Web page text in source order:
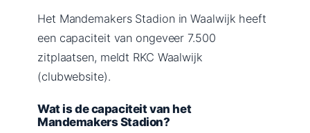
Het Mandemakers Stadion in Waalwijk heeft
een capaciteit van ongeveer 7.500
zitplaatsen, meldt RKC Waalwijk
(clubwebsite).
Wat is de capaciteit van het
Mandemakers Stadion?